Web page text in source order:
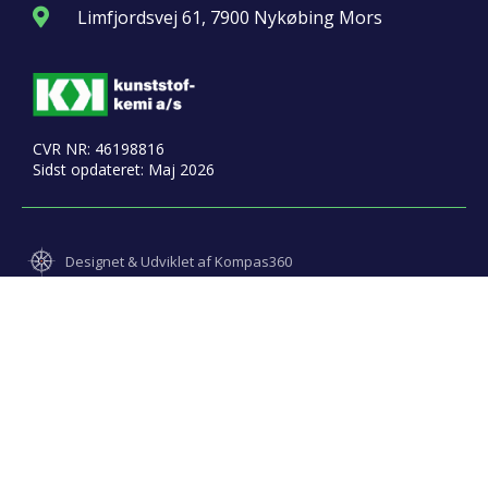
Limfjordsvej 61, 7900 Nykøbing Mors
CVR NR: 46198816
Sidst opdateret: Maj 2026
Designet & Udviklet af Kompas360